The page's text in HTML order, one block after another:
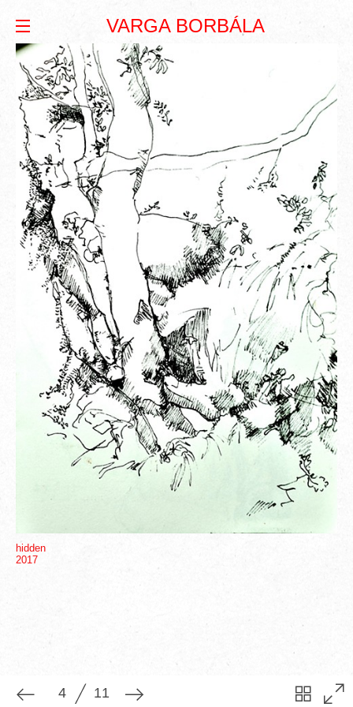
VARGA BORBÁLA
hidden
2017
11